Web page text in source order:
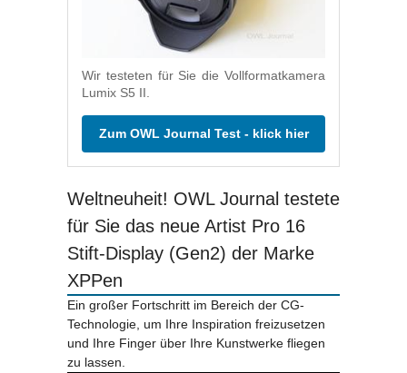
Wir testeten für Sie die Vollformatkamera
Lumix S5 II.
Zum OWL Journal Test - klick hier
Weltneuheit! OWL Journal testete
für Sie das neue Artist Pro 16
Stift-Display (Gen2) der Marke
XPPen
Ein großer Fortschritt im Bereich der CG-
Technologie, um Ihre Inspiration freizusetzen
und Ihre Finger über Ihre Kunstwerke fliegen
zu lassen.